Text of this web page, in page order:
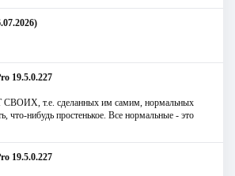
19.5.0.227
т.е. сделанных им самим, нормальных
что-нибудь простенькое. Все нормальные - это
19.5.0.227